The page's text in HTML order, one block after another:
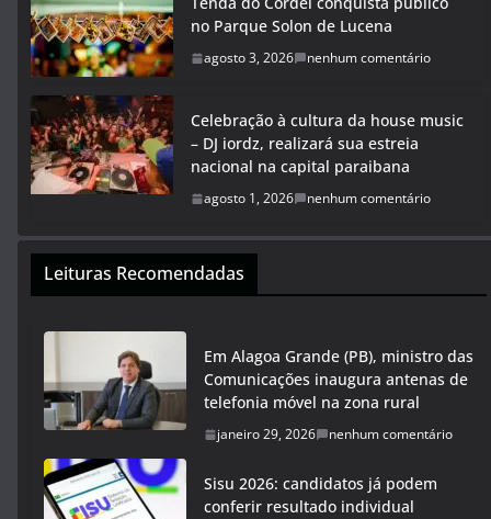
no Parque Solon de Lucena
agosto 3, 2026 nenhum comentário
Celebração à cultura da house music
– DJ iordz, realizará sua estreia
nacional na capital paraibana
agosto 1, 2026 nenhum comentário
Leituras Recomendadas
Em Alagoa Grande (PB), ministro das
Comunicações inaugura antenas de
telefonia móvel na zona rural
janeiro 29, 2026 nenhum comentário
Sisu 2026: candidatos já podem
conferir resultado individual